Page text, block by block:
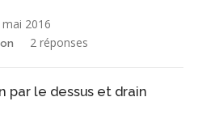
mai 2016
2 réponses
par le dessus et drain